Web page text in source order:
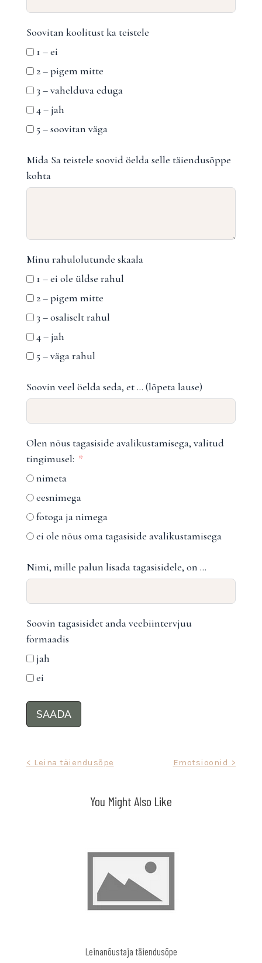
Soovitan koolitust ka teistele
1 – ei
2 – pigem mitte
3 – vahelduva eduga
4 – jah
5 – soovitan väga
Mida Sa teistele soovid öelda selle täiendusõppe
kohta
Minu rahulolutunde skaala
1 – ei ole üldse rahul
2 – pigem mitte
3 – osaliselt rahul
4 – jah
5 – väga rahul
Soovin veel öelda seda, et … (lõpeta lause)
Olen nõus tagasiside avalikustamisega, valitud
tingimusel:
nimeta
eesnimega
fotoga ja nimega
ei ole nõus oma tagasiside avalikustamisega
Nimi, mille palun lisada tagasisidele, on …
Soovin tagasisidet anda veebiintervjuu
formaadis
jah
ei
SAADA
< Leina täiendusõpe Emotsioonid >
You Might Also Like
Leinanõustaja täiendusõpe